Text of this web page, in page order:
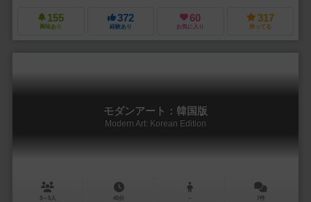
155
興味あり
372
経験あり
60
お気に入り
317
持ってる
モダンアート：韓国版
Modern Art: Korean Edition
3～5人 45分 － 7件